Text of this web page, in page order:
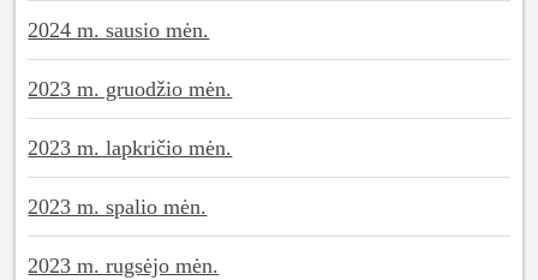
2024 m. sausio mėn.
2023 m. gruodžio mėn.
2023 m. lapkričio mėn.
2023 m. spalio mėn.
2023 m. rugsėjo mėn.